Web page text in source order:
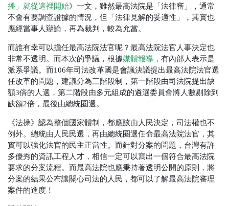
播」就從這裡開始》一文，雖然最高法院是「法律審」，通常
不會有要調查證據的情況，但「法律見解的妥適性」，其實也
應經當事人辯論，再為裁判，較為允當。
而誰有幸可以擔任最高法院法官呢？最高法院法官人事決定也
非常不透明。而本次的爭議，根據媒體報導 ，有內部人表示是
派系爭議。而106年司法改革國是會議決議提出最高法院法官選
任改革的問題，建議分為三階段制，第一階段由司法院提出缺
額3倍的人選，第二階段由多元組成的遴選委員會將人數剔除到
缺額2倍，最後由總統圈選。
《法操》認為整個國家體制，都應該由人民決定，司法權也不
例外。總統由人民民選，再由總統圈選任命最高法院法官，其
實可以強化法官的民主正當性。而針對分案的問題，台灣有許
多優秀的資訊工程人才，相信一定可以寫出一個符合最高法院
要求的分案流程。而最高法院也應秉持著透明公開的原則，將
分案的結果公布讓關心司法的人民，都可以了解最高法院審理
案件的進度！